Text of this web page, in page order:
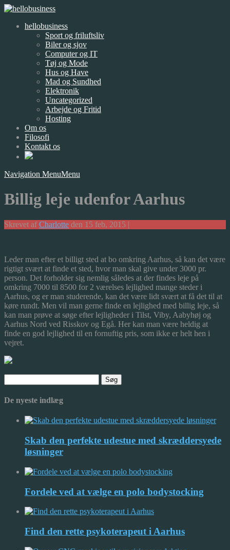
hellobusiness
Sport og friluftsliv
Biler og sjov
Computer og IT
Tøj og Mode
Hus og Have
Mad og Sundhed
Elektronik
Uncategorized
Arbejde og Fritid
Hosting
Om os
Filosofi
Kontakt os
Navigation MenuMenu
Billig leje udenfor Aarhus
Skrevet af Charlotte den 15 feb, 2015 |
Leder man efter et billigt sted at bo omkring Aarhus, så kan det være
rigtigt svært at finde et sted, hvor man skal give under 3000 pr.
person. Det forholder sig nemlig således at der findes leje på
omkring 7000 til 8500 for 2 værelses lejlighed mange steder i
Aarhus, og er man studerende, kan det være lidt svært at få det til at
køre rundt. Men vil man gerne finde en lejlighed med billig leje, så
kan man prøve at søge efter lejligheder i Tilst, Viby, Aabyhøj og
Aarhus Nord ved Risskov og Egå. Her kan man være heldig at
finde en god lejlighed til en fornuftig pris, som ikke er helt hen i
vejret.
efter:
De nyeste indlæg
Skab den perfekte udestue med skræddersyede
løsninger
Fordele ved at vælge en polo bodystocking
Find den rette psykoterapeut i Aarhus